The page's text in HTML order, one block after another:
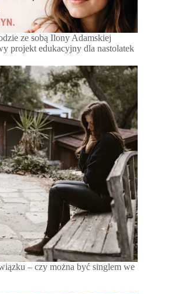
ze sobą Ilony Adamskiej
projekt edukacyjny dla nastolatek
– czy można być singlem we